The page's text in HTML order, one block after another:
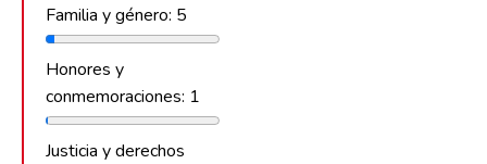
Familia y género: 5
Honores y
conmemoraciones: 1
Justicia y derechos